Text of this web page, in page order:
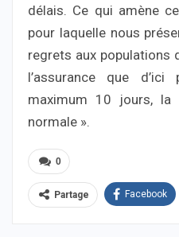
délais. Ce qui amène
pour laquelle nous
regrets aux populations
l’assurance que d’ici
maximum 10 jours, la
normale ».
0
Partage Facebook